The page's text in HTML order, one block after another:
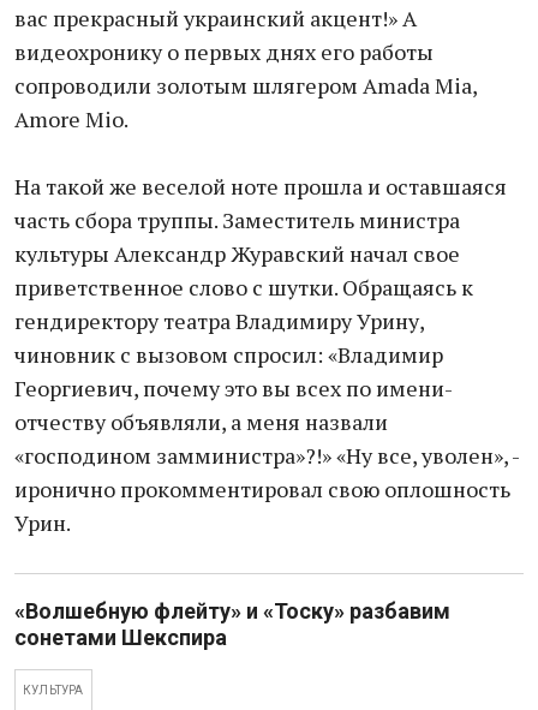
вас прекрасный украинский акцент!» А
видеохронику о первых днях его работы
сопроводили золотым шлягером Amada Mia,
Amore Mio.
На такой же веселой ноте прошла и оставшаяся
часть сбора труппы. Заместитель министра
культуры Александр Журавский начал свое
приветственное слово с шутки. Обращаясь к
гендиректору театра Владимиру Урину,
чиновник с вызовом спросил: «Владимир
Георгиевич, почему это вы всех по имени-
отчеству объявляли, а меня назвали
«господином замминистра»?!» «Ну все, уволен», -
иронично прокомментировал свою оплошность
Урин.
«Волшебную флейту» и «Тоску» разбавим
сонетами Шекспира
КУЛЬТУРА